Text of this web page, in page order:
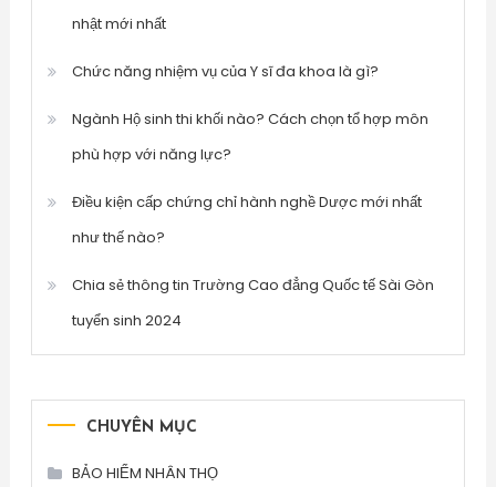
nhật mới nhất
Chức năng nhiệm vụ của Y sĩ đa khoa là gì?
Ngành Hộ sinh thi khối nào? Cách chọn tổ hợp môn
phù hợp với năng lực?
Điều kiện cấp chứng chỉ hành nghề Dược mới nhất
như thế nào?
Chia sẻ thông tin Trường Cao đẳng Quốc tế Sài Gòn
tuyển sinh 2024
CHUYÊN MỤC
BẢO HIỂM NHÂN THỌ